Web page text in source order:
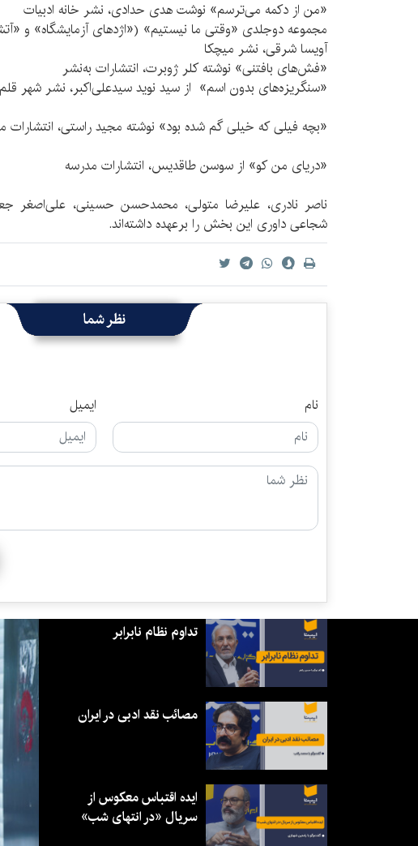
«من از دکمه می‌ترسم» نوشت هدی حدادی، نشر خانه ادبیات
مجموعه دوجلدی «وقتی ما نیستیم» («اژدهای آزمایشگاه» و
آویسا شرقی، نشر میچکا
«فش‌های بافتنی» نوشته کلر ژوبرت، انتشارات به‌نشر
«سنگریزه‌های بدون اسم» از سید نوید سیدعلی‌اکبر، نشر شهر قلم
«بچه فیلی که خیلی گم شده بود» نوشته مجید راستی، انتشارات
«دریای من کو» از سوسن طاقدیس، انتشارات مدرسه
ناصر نادری، علیرضا متولی، محمدحسن حسینی، علی‌اصغر
شجاعی داوری این بخش را برعهده داشته‌اند.
نظر شما
نام ایمیل
تداوم نظام نابرابر
مصائب نقد ادبی در ایران
ایده اقتباس معکوس از
سریال «در انتهای شب»